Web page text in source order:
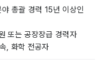
총괄 경력 15년 이상인
또는 공장장급 경력자
, 화학 전공자